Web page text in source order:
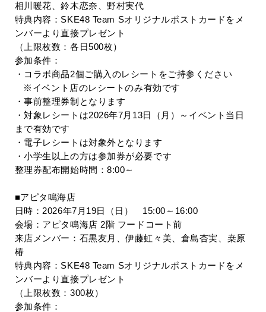
相川暖花、鈴木恋奈、野村実代
特典内容： SKE48 Team Sオリジナルポストカードをメ
ンバーより直接プレゼント
（上限枚数：各日500枚）
参加条件：
・コラボ商品2個ご購入のレシートをご持参ください
※イベント店のレシートのみ有効です
・事前整理券制となります
・対象レシートは2026年7月 13日（月）～イベント当日
まで有効です
・電子レシートは対象外となります
・小学生以上の方は参加券が必要です
整理券配布開始時間：8:00～
■アピタ鳴海店
日時： 2026年7 月 19日（日） 15:00 ～ 16:00
会場：アピタ鳴海店 2階 フードコート前
来店メンバー：石黒友月、伊藤虹々美、倉島杏実、桒原
椿
特典内容： SKE48 Team Sオリジナルポストカードをメ
ンバーより直接プレゼント
（上限枚数： 300枚）
参加条件：